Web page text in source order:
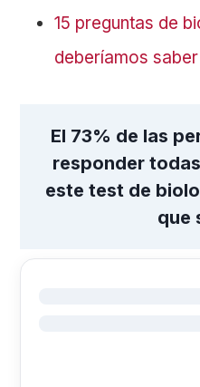
15 preguntas de
deberíamos
El 73% de las
responder
este test de
que